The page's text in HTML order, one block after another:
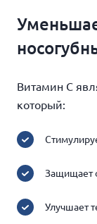
Витамин С
который:
Защищает
Улучшает